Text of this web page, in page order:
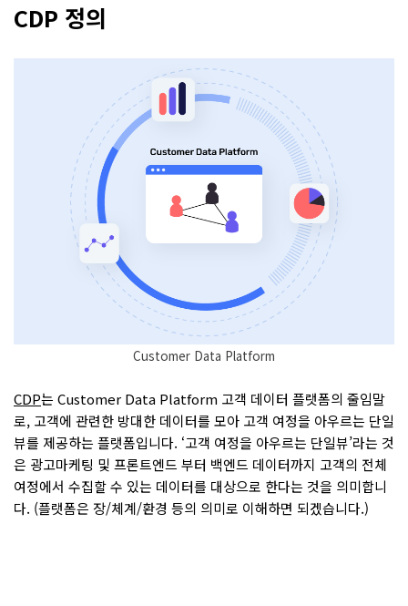
CDP 정의
Customer Data Platform
CDP는 Customer Data Platform 고객 데이터 플랫폼의 줄임말
로, 고객에 관련한 방대한 데이터를 모아 고객 여정을 아우르는 단일
뷰를 제공하는 플랫폼입니다. ‘고객 여정을 아우르는 단일뷰’라는 것
은 광고마케팅 및 프론트엔드 부터 백엔드 데이터까지 고객의 전체
여정에서 수집할 수 있는 데이터를 대상으로 한다는 것을 의미합니
다. (플랫폼은 장/체계/환경 등의 의미로 이해하면 되겠습니다.)